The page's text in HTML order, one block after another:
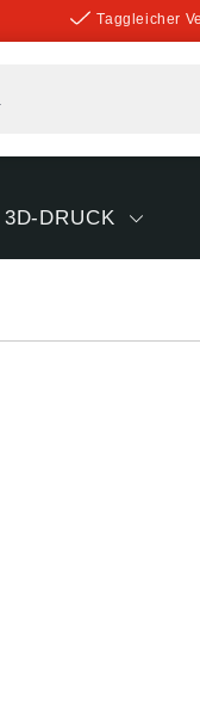
Taggleicher
3D-DRUCK